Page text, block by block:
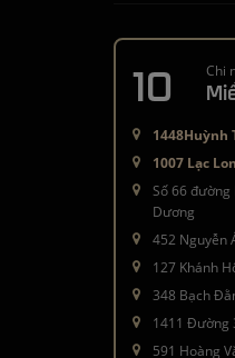
10 Chi
1448Huỳnh
1007 Lạc
Số 66 đường
Dương
452 Nguyễn
127 Khánh
348 Bạch
1411 Đường
591 Hoàng